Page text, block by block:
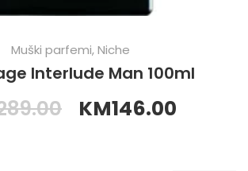
Muški parfemi,Niche
Interlude Man 100ml
KM146.00